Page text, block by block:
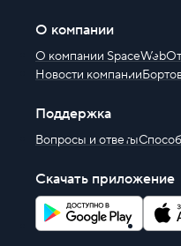
О компании
О компании SpaceWeb
Новости компании
Поддержка
Вопросы и ответы
Скачать приложение